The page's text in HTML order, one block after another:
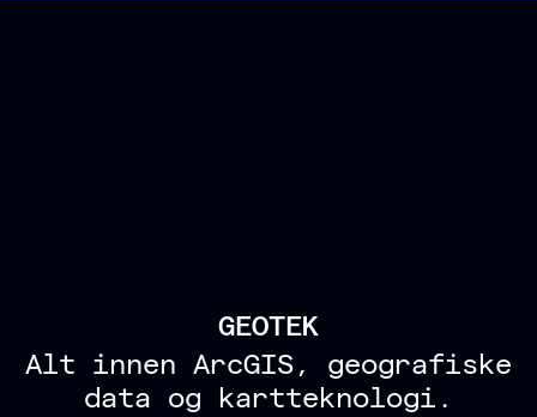
GEOTEK
Alt innen ArcGIS, geografiske
data og kartteknologi.